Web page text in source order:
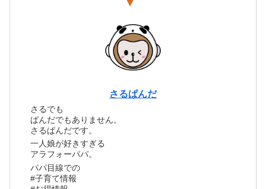
さるぱんだ
さるでも
ぱんだでもありません。
さるぱんだです。
一人娘が好きすぎる
アラフォーパパ。
パパ目線での
#子育て情報